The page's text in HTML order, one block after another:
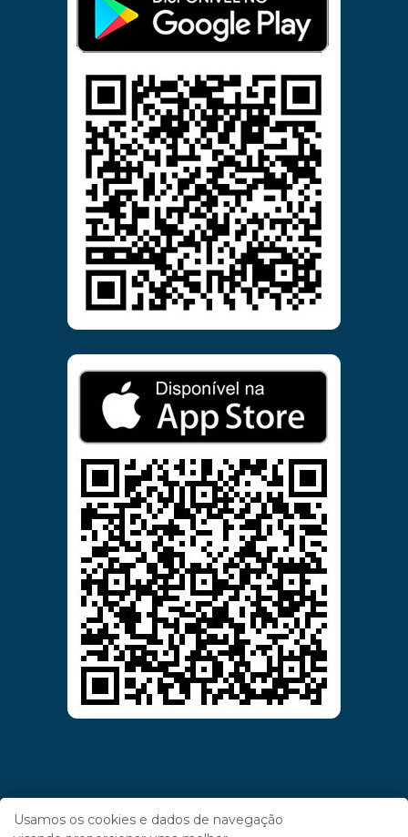
Usamos os cookies e dados de navegação